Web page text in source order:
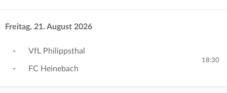
Freitag, 21. August 2026
-
-
VfL Philippsthal
FC Heinebach
18:30